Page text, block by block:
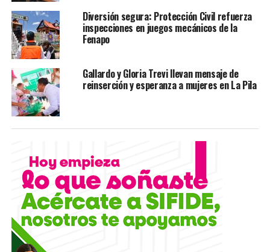
Diversión segura: Protección Civil refuerza
inspecciones en juegos mecánicos de la
Fenapo
Gallardo y Gloria Trevi llevan mensaje de
reinserción y esperanza a mujeres en La Pila